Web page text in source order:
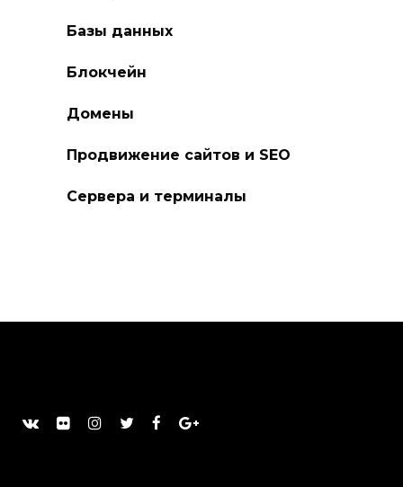
Базы данных
Блокчейн
Домены
Продвижение сайтов и SEO
Сервера и терминалы